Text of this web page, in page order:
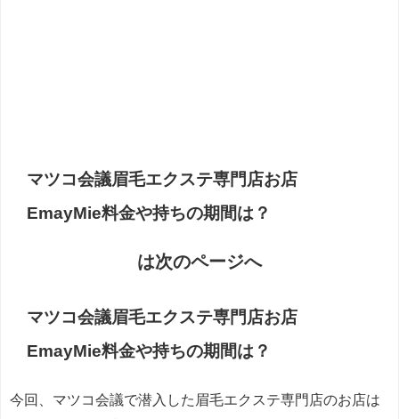
マツコ会議眉毛エクステ専門店お店
EmayMie料金や持ちの期間は？
は次のページへ
マツコ会議眉毛エクステ専門店お店
EmayMie料金や持ちの期間は？
今回、マツコ会議で潜入した眉毛エクステ専門店のお店は